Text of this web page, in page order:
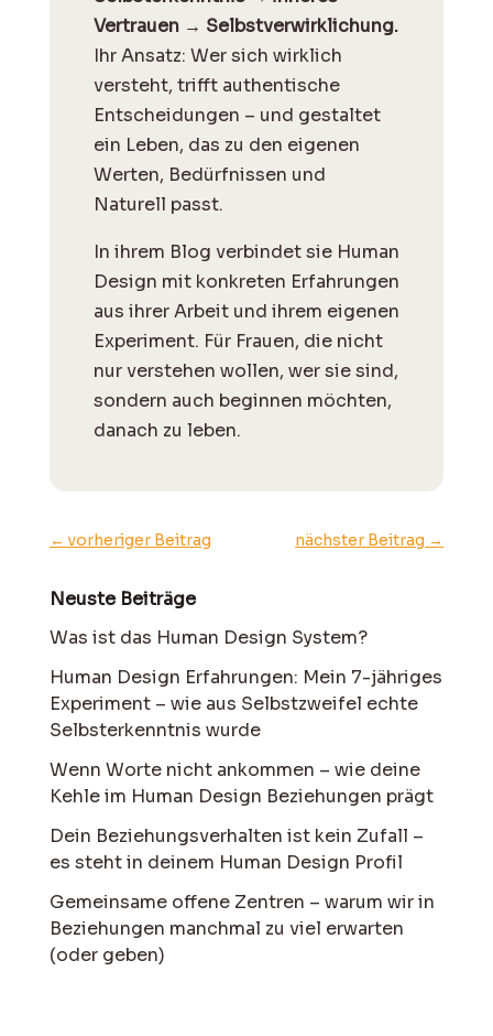
Vertrauen → Selbstverwirklichung.
Ihr Ansatz: Wer sich wirklich
versteht, trifft authentische
Entscheidungen – und gestaltet
ein Leben, das zu den eigenen
Werten, Bedürfnissen und
Naturell passt.
In ihrem Blog verbindet sie Human
Design mit konkreten Erfahrungen
aus ihrer Arbeit und ihrem eigenen
Experiment. Für Frauen, die nicht
nur verstehen wollen, wer sie sind,
sondern auch beginnen möchten,
danach zu leben.
← vorheriger Beitrag nächster Beitrag →
Neuste Beiträge
Was ist das Human Design System?
Human Design Erfahrungen: Mein 7-jähriges
Experiment – wie aus Selbstzweifel echte
Selbsterkenntnis wurde
Wenn Worte nicht ankommen – wie deine
Kehle im Human Design Beziehungen prägt
Dein Beziehungsverhalten ist kein Zufall –
es steht in deinem Human Design Profil
Gemeinsame offene Zentren – warum wir in
Beziehungen manchmal zu viel erwarten
(oder geben)